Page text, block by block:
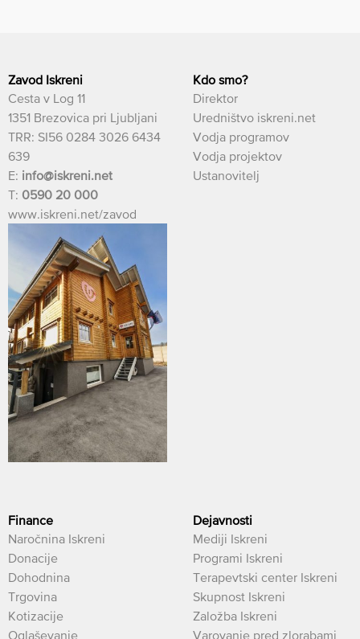
Zavod Iskreni
Cesta v Log 11
1351 Brezovica pri Ljubljani
TRR: SI56 0284 3026 6434
639
E: info@iskreni.net
T: 0590 20 000
www.iskreni.net/zavod
Kdo smo?
Direktor
Uredništvo iskreni.net
Vodja programov
Vodja projektov
Ustanovitelj
Finance
Naročnina Iskreni
Donacije
Dohodnina
Trgovina
Kotizacije
Oglaševanje
Dejavnosti
Mediji Iskreni
Programi Iskreni
Terapevtski center Iskreni
Skupnost Iskreni
Založba Iskreni
Varovanje pred zlorabami